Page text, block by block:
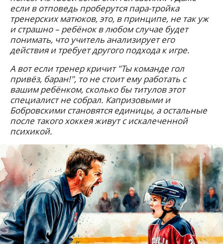
если в отповедь проберутся пара-тройка
тренерских матюков, это, в принципе, не так уж
и страшно – ребёнок в любом случае будет
понимать, что учитель анализирует его
действия и требует другого подхода к игре.
А вот если тренер кричит "Ты команде гол
привёз, баран!", то не стоит ему работать с
вашим ребёнком, сколько бы титулов этот
специалист не собрал. Капризовыми и
Бобровскими становятся единицы, а остальные
после такого хоккея живут с искалеченной
психикой.